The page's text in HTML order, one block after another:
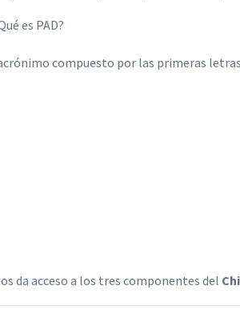
es PAD?
compuesto por las primeras
da acceso a los tres componentes del